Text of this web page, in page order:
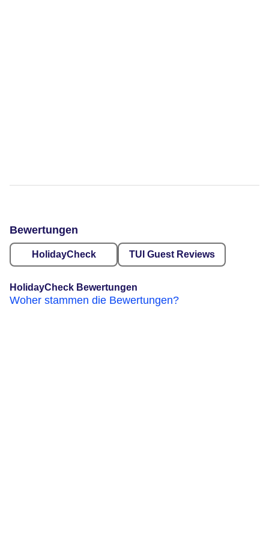
Bewertungen
HolidayCheck TUI Guest Reviews
HolidayCheck Bewertungen
Woher stammen die Bewertungen?